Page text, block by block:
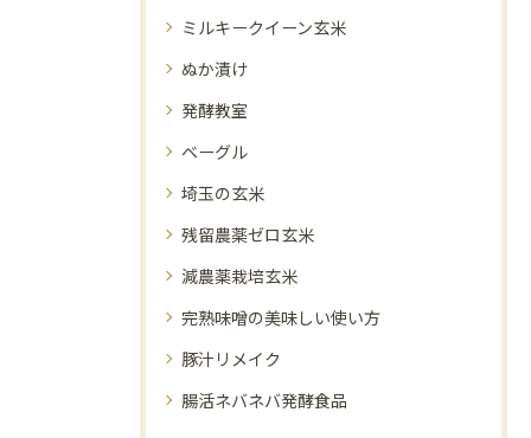
ミルキークイーン玄米
ぬか漬け
発酵教室
ベーグル
埼玉の玄米
残留農薬ゼロ玄米
減農薬栽培玄米
完熟味噌の美味しい使い方
豚汁リメイク
腸活ネバネバ発酵食品